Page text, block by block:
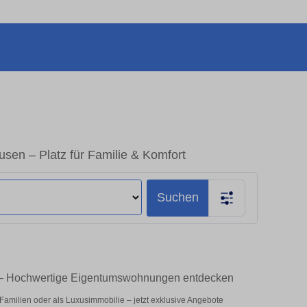
– Platz für Familie & Komfort
Suchen
Eigentumswohnungen entdecken
oder als Luxusimmobilie – jetzt exklusive Angebote